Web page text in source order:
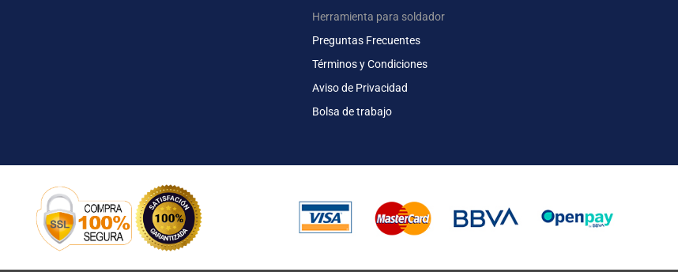
Herramienta para soldador
Preguntas Frecuentes
Términos y Condiciones
Aviso de Privacidad
Bolsa de trabajo